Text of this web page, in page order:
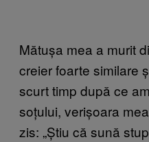
Mătușa mea a murit
creier foarte similare
scurt timp după ce
soțului, verișoara
zis: „Știu că sună